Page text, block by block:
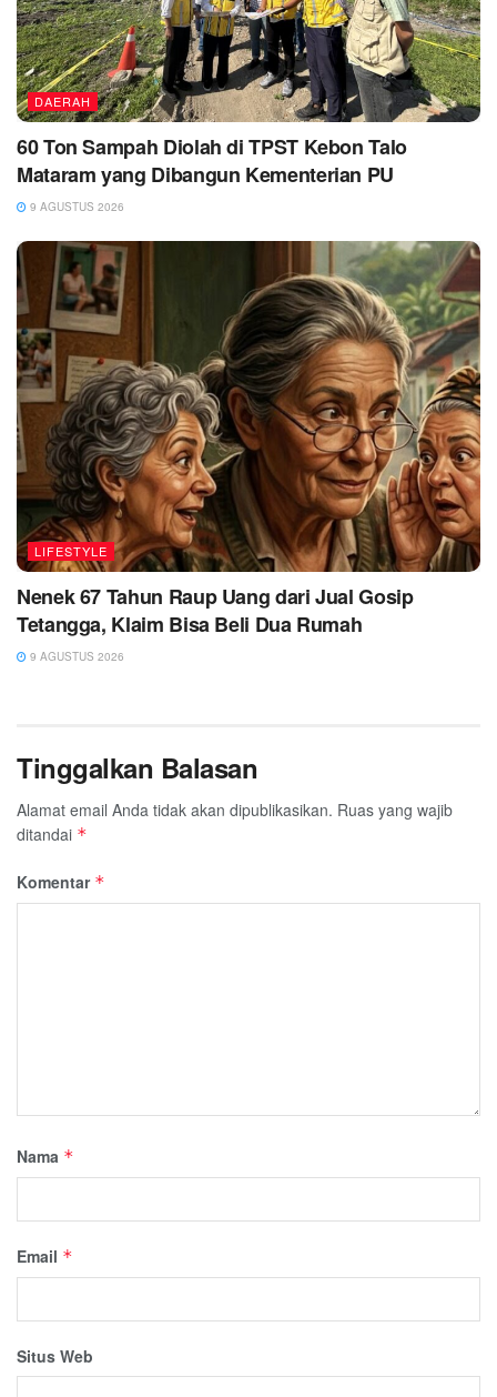
DAERAH
60 Ton Sampah Diolah di TPST Kebon Talo
Mataram yang Dibangun Kementerian PU
9 AGUSTUS 2026
LIFESTYLE
Nenek 67 Tahun Raup Uang dari Jual Gosip
Tetangga, Klaim Bisa Beli Dua Rumah
9 AGUSTUS 2026
Tinggalkan Balasan
Alamat email Anda tidak akan dipublikasikan. Ruas yang wajib
ditandai *
Komentar *
Nama *
Email *
Situs Web